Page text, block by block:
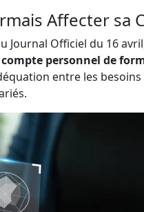
Affecter sa
Journal Officiel du 16
compte personnel de
entre les